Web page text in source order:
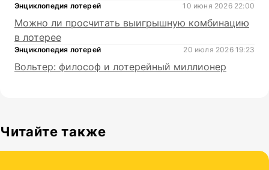
Энциклопедия лотерей 10 июня 2026 22:00
Можно ли просчитать выигрышную комбинацию
в лотерее
Энциклопедия лотерей 20 июля 2026 19:23
Вольтер: философ и лотерейный миллионер
Читайте также